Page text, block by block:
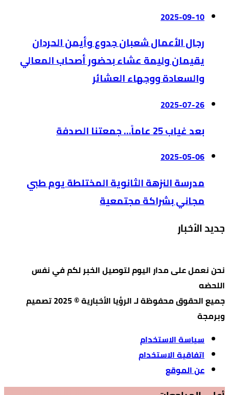
2025-09-10
رجال الأعمال شعبان جدوع وأيمن الحردان
يقيمان وليمة عشاء بحضور أصحاب المعالي
والسعادة ووجهاء العشائر
2025-07-26
بعد غياب 25 عاماً… جمعتنا الصدفة
2025-05-06
مدرسة النزهة الثانوية المختلطة يوم طبي
مجاني بشراكة مجتمعية
جديد الأخبار
نحن نعمل على مدار اليوم لتوصيل الخبر لكم في نفس
اللحضه
جميع الحقوق محفوظة لـ الرؤيا الأخبارية © 2025 تصميم
وبرمجة
سياسة الاستخدام
اتفاقية الاستخدام
عن الموقع